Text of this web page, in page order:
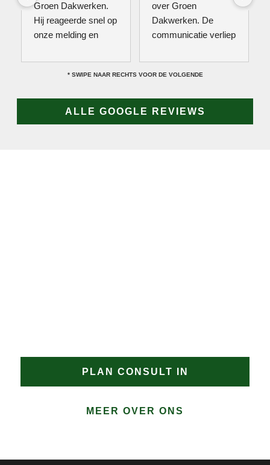
Groen Dakwerken.
Hij reageerde snel op
onze melding en
collega kijken naar
het probleem. Omdat
reparatie niet meteen
over Groen
Dakwerken. De
communicatie verliep
hij heeft veel kennis
van het vak en werkt
Echt een aanrader!
* SWIPE NAAR RECHTS VOOR DE VOLGENDE
ALLE GOOGLE REVIEWS
PLAN CONSULT IN
MEER OVER ONS